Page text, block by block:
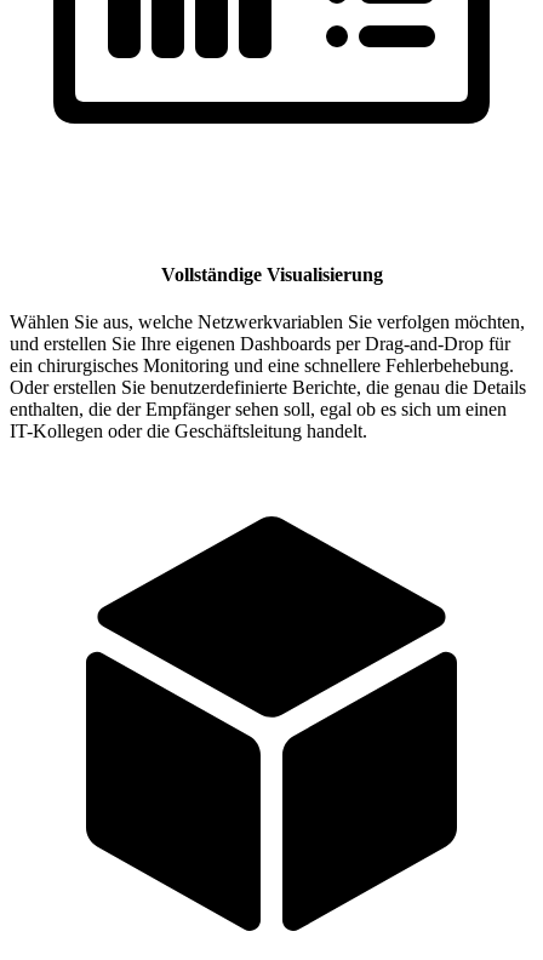
Vollständige Visualisierung
Wählen Sie aus, welche Netzwerkvariablen Sie verfolgen möchten,
und erstellen Sie Ihre eigenen Dashboards per Drag-and-Drop für
ein chirurgisches Monitoring und eine schnellere Fehlerbehebung.
Oder erstellen Sie benutzerdefinierte Berichte, die genau die Details
enthalten, die der Empfänger sehen soll, egal ob es sich um einen
IT-Kollegen oder die Geschäftsleitung handelt.